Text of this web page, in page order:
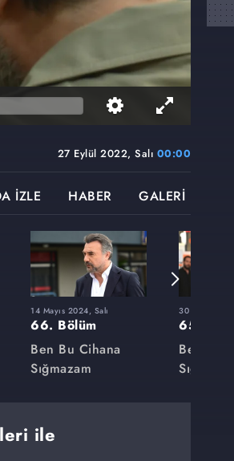
27 Eylül 2022, Salı 00:00
İZLE HABER GALERİ
14 Mayıs 2024, Salı
66. Bölüm
Ben Bu Cihana
Sığmazam
30 Nisan
65. Bölüm
Ben Bu
Sığmazam
ile